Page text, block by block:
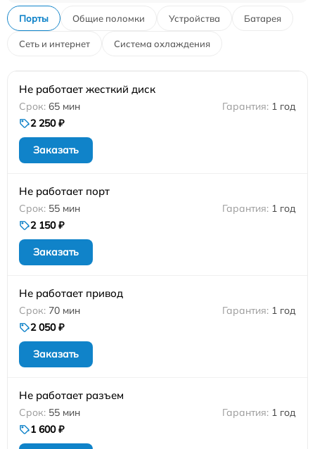
Порты Общие поломки Устройства Батарея
Сеть и интернет Система охлаждения
Не работает жесткий диск
65 мин
1 год
2 250 ₽
Заказать
Не работает порт
55 мин
1 год
2 150 ₽
Заказать
Не работает привод
70 мин
1 год
2 050 ₽
Заказать
Не работает разъем
55 мин
1 год
1 600 ₽